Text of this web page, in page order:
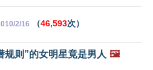
2/16 （46,593次）
规则”的女明星竟是男人 🖼️